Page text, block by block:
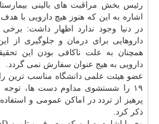
رئیس بخش مراقبت های بالینی
اشاره به این كه هنوز هیچ دارویی با
در دنیا وجود ندارد اظهار داشت: برخی
داروهایی برای درمان و جلوگیری از
همچنان به علت ناكافی بودن این
دارویی به هیج عنوان سفارش نمی گردد.
عضو هیئت علمیدانشگاه مناسب ترین
۱۹ را شستشوی مداوم دست ها،
پرهیز از تردد در اماكن عمومی و
ذكر كرد.